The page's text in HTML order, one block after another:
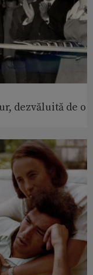
dezvăluită de o